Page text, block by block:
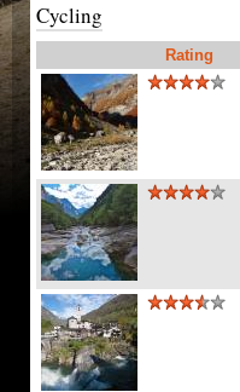
Cycling
Rating